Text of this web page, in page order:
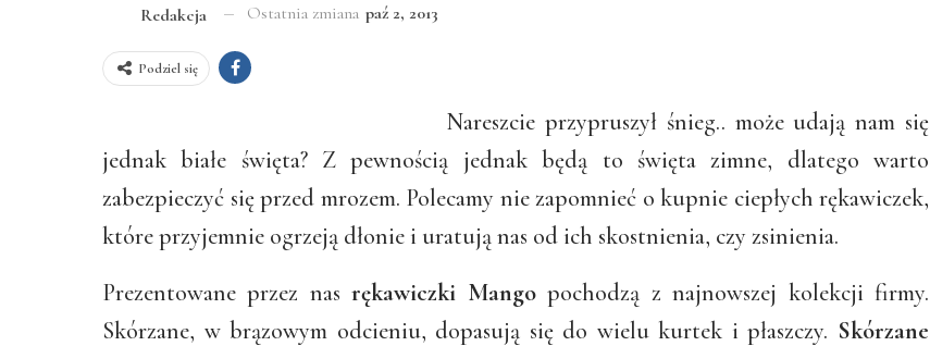
Redakcja Ostatnia zmiana paź 2, 2013
Podziel się
Nareszcie przypruszył śnieg.. może udają nam się
jednak białe święta? Z pewnością jednak będą to święta zimne, dlatego warto
zabezpieczyć się przed mrozem. Polecamy nie zapomnieć o kupnie ciepłych rękawiczek,
które przyjemnie ogrzeją dłonie i uratują nas od ich skostnienia, czy zsinienia.
Prezentowane przez nasrękawiczki Mangopochodzą z najnowszej kolekcji firmy.
Skórzane, w brązowym odcieniu, dopasują się do wielu kurtek i płaszczy. Skórzane